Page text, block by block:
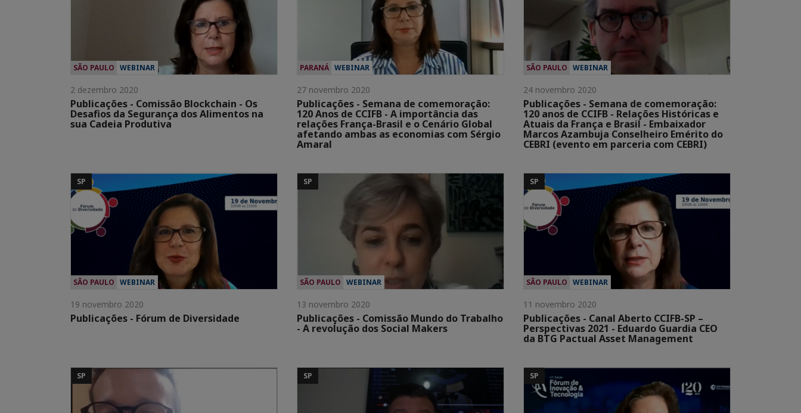
SÃO PAULO WEBINAR
2 dezembro 2020
Publicações - Comissão Blockchain - Os
Desafios da Segurança dos Alimentos na
sua Cadeia Produtiva
PARANÁ WEBINAR
27 novembro 2020
Publicações - Semana de comemoração:
120 Anos de CCIFB - A importância das
relações França-Brasil e o Cenário Global
afetando ambas as economias com Sérgio
Amaral
SÃO PAULO WEBINAR
24 novembro 2020
Publicações - Semana de comemoração:
120 anos de CCIFB - Relações Históricas e
Atuais da França e Brasil - Embaixador
Marcos Azambuja Conselheiro Emérito do
CEBRI (evento em parceria com CEBRI)
SP
SÃO PAULO WEBINAR
19 novembro 2020
Publicações - Fórum de Diversidade
SP
SÃO PAULO WEBINAR
13 novembro 2020
Publicações - Comissão Mundo do Trabalho
- A revolução dos Social Makers
SP
SÃO PAULO WEBINAR
11 novembro 2020
Publicações - Canal Aberto CCIFB-SP –
Perspectivas 2021 - Eduardo Guardia CEO
da BTG Pactual Asset Management
SP SP SP